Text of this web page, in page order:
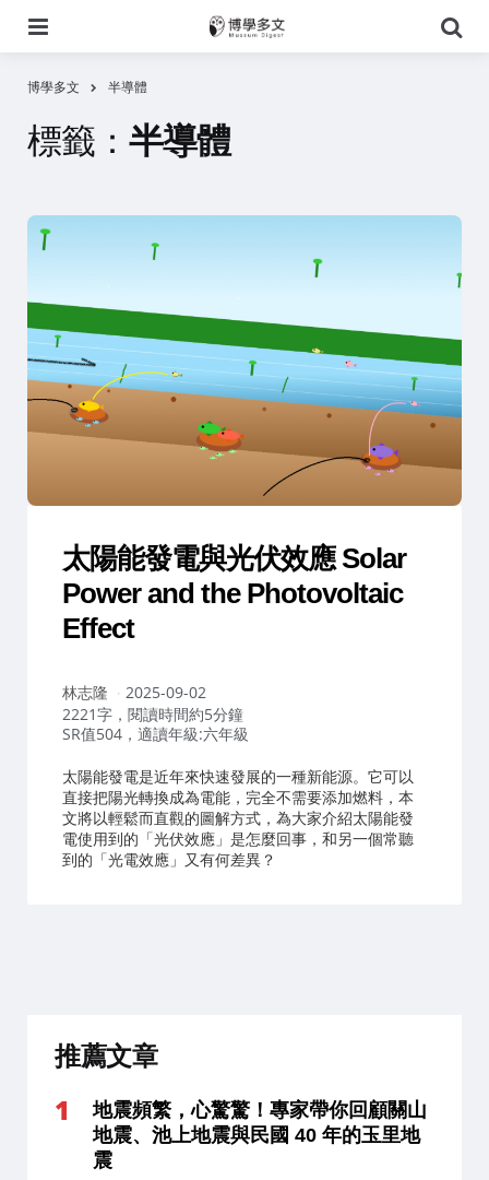
尋
博學多文 半導體
標籤： 半導體
太陽能發電與光伏效應 Solar
Power and the Photovoltaic
Effect
作
者：
林志隆
2025-09-02
2221字，閱讀時間約5分鐘
SR值504，適讀年級:六年級
太陽能發電是近年來快速發展的一種新能源。它可以
直接把陽光轉換成為電能，完全不需要添加燃料，本
文將以輕鬆而直觀的圖解方式，為大家介紹太陽能發
電使用到的「光伏效應」是怎麼回事，和另一個常聽
到的「光電效應」又有何差異？
推薦文章
地震頻繁，心驚驚！專家帶你回顧關山
地震、池上地震與民國 40 年的玉里地
震